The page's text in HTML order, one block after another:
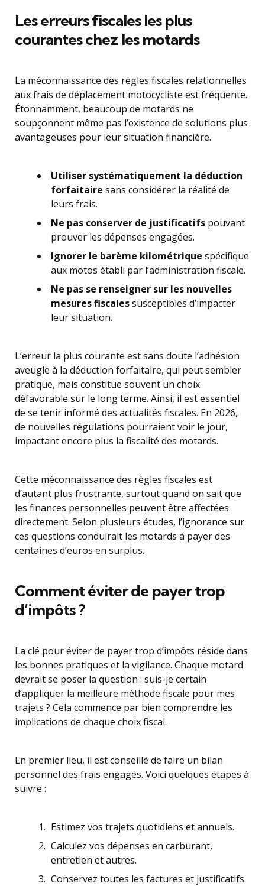
Les erreurs fiscales les plus
courantes chez les motards
La méconnaissance des règles fiscales relationnelles
aux frais de déplacement motocycliste est fréquente.
Étonnamment, beaucoup de motards ne
soupçonnent même pas l’existence de solutions plus
avantageuses pour leur situation financière.
Utiliser systématiquement la déduction
forfaitaire sans considérer la réalité de
leurs frais.
Ne pas conserver de justificatifs pouvant
prouver les dépenses engagées.
Ignorer le barème kilométrique spécifique
aux motos établi par l’administration fiscale.
Ne pas se renseigner sur les nouvelles
mesures fiscalessusceptibles d’impacter
leur situation.
L’erreur la plus courante est sans doute l’adhésion
aveugle à la déduction forfaitaire, qui peut sembler
pratique, mais constitue souvent un choix
défavorable sur le long terme. Ainsi, il est essentiel
de se tenir informé des actualités fiscales. En 2026,
de nouvelles régulations pourraient voir le jour,
impactant encore plus la fiscalité des motards.
Cette méconnaissance des règles fiscales est
d’autant plus frustrante, surtout quand on sait que
les finances personnelles peuvent être affectées
directement. Selon plusieurs études, l’ignorance sur
ces questions conduirait les motards à payer des
centaines d’euros en surplus.
Comment éviter de payer trop
d’impôts ?
La clé pour éviter de payer trop d’impôts réside dans
les bonnes pratiques et la vigilance. Chaque motard
devrait se poser la question : suis-je certain
d’appliquer la meilleure méthode fiscale pour mes
trajets ? Cela commence par bien comprendre les
implications de chaque choix fiscal.
En premier lieu, il est conseillé de faire un bilan
personnel des frais engagés. Voici quelques étapes à
suivre :
Estimez vos trajets quotidiens et annuels.
Calculez vos dépenses en carburant,
entretien et autres.
Conservez toutes les factures et justificatifs.